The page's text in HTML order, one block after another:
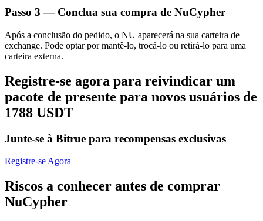
Afiliados Bitrue
Até 65% de comissões!
Passo 3 — Conclua sua compra de NuCypher
Após a conclusão do pedido, o NU aparecerá na sua carteira de
exchange. Pode optar por mantê-lo, trocá-lo ou retirá-lo para uma
carteira externa.
Registre-se agora para reivindicar um
pacote de presente para novos usuários de
1788 USDT
Junte-se à Bitrue para recompensas exclusivas
Registre-se Agora
Riscos a conhecer antes de comprar
NuCypher